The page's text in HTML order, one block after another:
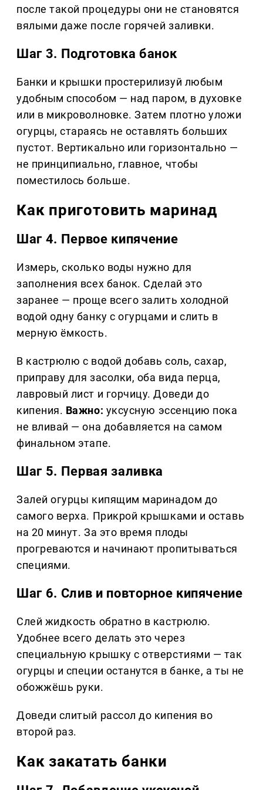
после такой процедуры они не становятся
вялыми даже после горячей заливки.
Шаг 3. Подготовка банок
Банки и крышки простерилизуй любым
удобным способом — над паром, в духовке
или в микроволновке. Затем плотно уложи
огурцы, стараясь не оставлять больших
пустот. Вертикально или горизонтально —
не принципиально, главное, чтобы
поместилось больше.
Как приготовить маринад
Шаг 4. Первое кипячение
Измерь, сколько воды нужно для
заполнения всех банок. Сделай это
заранее — проще всего залить холодной
водой одну банку с огурцами и слить в
мерную ёмкость.
В кастрюлю с водой добавь соль, сахар,
приправу для засолки, оба вида перца,
лавровый лист и горчицу. Доведи до
кипения. Важно: уксусную эссенцию пока
не вливай — она добавляется на самом
финальном этапе.
Шаг 5. Первая заливка
Залей огурцы кипящим маринадом до
самого верха. Прикрой крышками и оставь
на 20 минут. За это время плоды
прогреваются и начинают пропитываться
специями.
Шаг 6. Слив и повторное кипячение
Слей жидкость обратно в кастрюлю.
Удобнее всего делать это через
специальную крышку с отверстиями — так
огурцы и специи останутся в банке, а ты не
обожжёшь руки.
Доведи слитый рассол до кипения во
второй раз.
Как закатать банки